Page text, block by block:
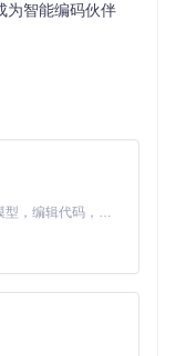
同操作系统的差异
径，覆盖95%以
为智能编码伙伴
Claude Code 的开源替代方案。连接任意大模型，编辑代码，运行命令，自动验证 — 全自动执行。用 Rust 构建，极致性能。 ｜ An open-source alternative to Claude Code. Connect any LLM, edit code, run commands, and verify changes — autonomously. Built in Rust for speed. Get Started